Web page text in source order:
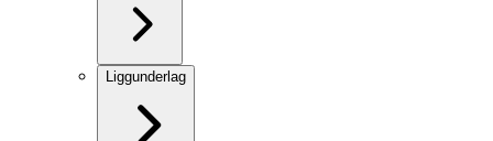
Liggunderlag